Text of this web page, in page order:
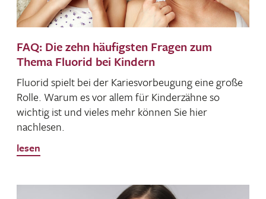
FAQ: Die zehn häufigsten Fragen zum
Thema Fluorid bei Kindern
Fluorid spielt bei der Kari­es­vor­beu­gung eine große
Rolle. Warum es vor allem für Kinder­zähne so
wichtig ist und vieles mehr können Sie hier
nachlesen.
lesen